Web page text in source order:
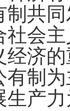
共
会
经济
制
产